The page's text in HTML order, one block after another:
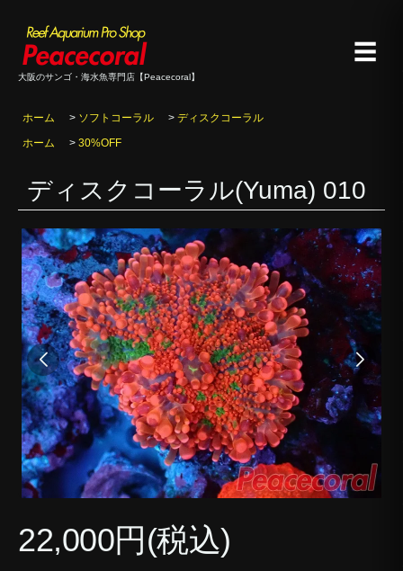
大阪のサンゴ・海水魚専門店【Peacecoral】
☰
ホーム > ソフトコーラル > ディスクコーラル
ホーム
> 30%OFF
ディスクコーラル(Yuma) 010
22,000円(税込)